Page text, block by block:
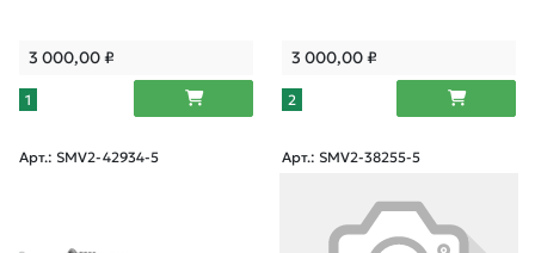
3 000,00₽
1
3 000,00₽
2
Арт.: SMV2-42934-5 Арт.: SMV2-38255-5